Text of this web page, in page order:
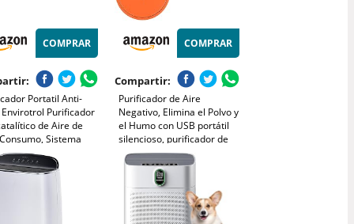
COMPRAR
Portatil Anti-
Purificador
de Aire de
Sistema
COMPRAR
Compartir:
Purificador de Aire
Negativo, Elimina el Polvo y
el Humo con USB portátil
silencioso, purificador de
Aire portátil para
Dormitorio, hogar, Polvo y
Humo (Naranja)